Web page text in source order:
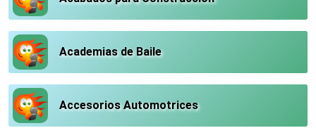
Academias de Baile
Accesorios Automotrices